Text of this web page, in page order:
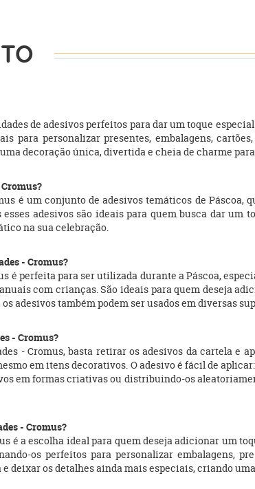
de adesivos perfeitos para dar um toque
para personalizar presentes, embalagens,
decoração única, divertida e cheia de charme
é um conjunto de adesivos temáticos de Páscoa,
adesivos são ideais para quem busca dar um
na sua celebração.
- Cromus?
é perfeita para ser utilizada durante a Páscoa,
com crianças. São ideais para quem deseja
adesivos também podem ser usados em diversas
- Cromus?
- Cromus, basta retirar os adesivos da cartela e
em itens decorativos. O adesivo é fácil de
em formas criativas ou distribuindo-os
- Cromus?
é a escolha ideal para quem deseja adicionar um
os perfeitos para personalizar embalagens,
deixar os detalhes ainda mais especiais, criando